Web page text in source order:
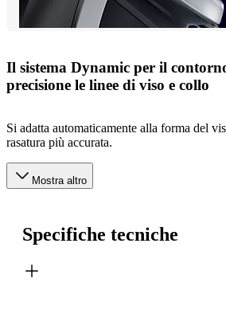
Il sistema Dynamic per il
precisione le linee di viso e collo
Si adatta automaticamente alla forma del
rasatura più accurata.
Mostra altro
Specifiche tecniche